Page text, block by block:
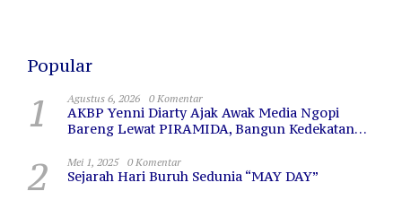
Popular
1 Agustus 6, 2026 0 Komentar
AKBP Yenni Diarty Ajak Awak Media Ngopi
Bareng Lewat PIRAMIDA, Bangun Kedekatan
2 Mei 1, 2025 0 Komentar
Sejarah Hari Buruh Sedunia “MAY DAY”